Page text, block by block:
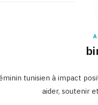
tunisien à impact
aider, soutenir